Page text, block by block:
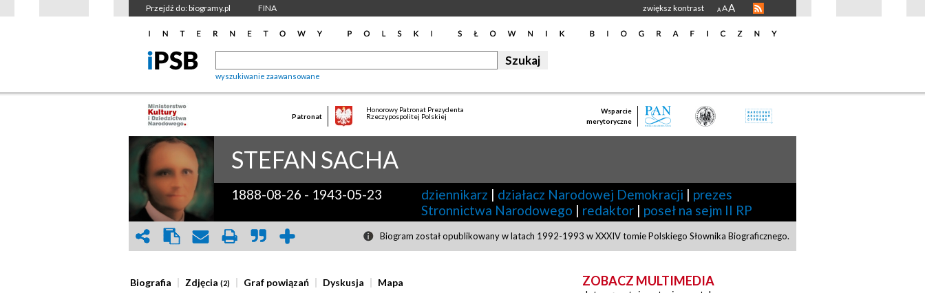
Przejdź do: biogramy.pl FINA zwiększ kontrast A AA
wyszukiwanie zaawansowane
Patronat
Honorowy Patronat Prezydenta
Rzeczypospolitej Polskiej
Wsparcie
merytoryczne
STEFAN SACHA
1888-08-26 - 1943-05-23 dziennikarz | działacz Narodowej Demokracji | prezes
Stronnictwa Narodowego | redaktor | poseł na sejm II RP
Biogram został opublikowany w latach 1992-1993 w XXXIV tomie Polskiego Słownika Biograficznego.
Biografia Zdjęcia(2) Graf powiązań Dyskusja Mapa ZOBACZ MULTIMEDIA